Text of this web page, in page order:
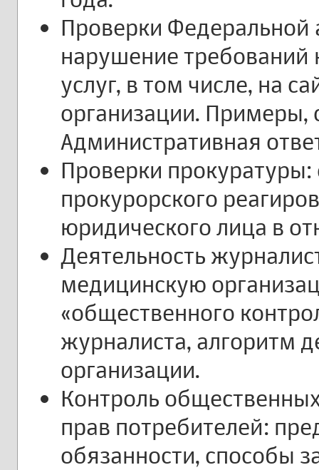
Проверки
нарушение требований
услуг, в том числе, на
организации. Примеры,
Административная
Проверки прокуратуры:
прокурорского
юридического лица в
Деятельность
медицинскую
«общественного
журналиста, алгоритм
организации.
Контроль
прав потребителей:
обязанности, способы